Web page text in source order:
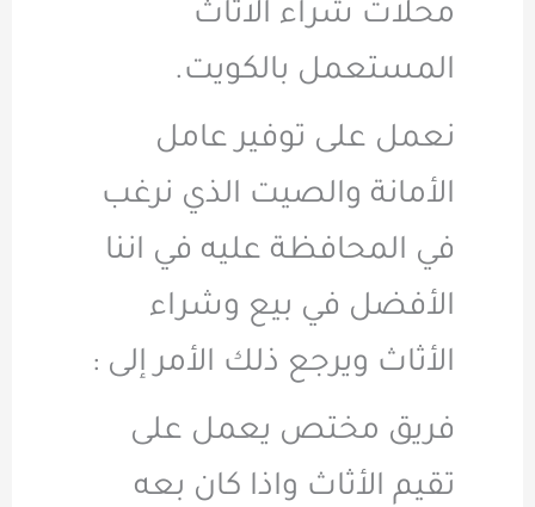
محلات شراء الاثاث
المستعمل بالكويت.
نعمل على توفير عامل
الأمانة والصيت الذي نرغب
في المحافظة عليه في اننا
الأفضل في بيع وشراء
الأثاث ويرجع ذلك الأمر إلى :
فريق مختص يعمل على
تقيم الأثاث واذا كان بعه